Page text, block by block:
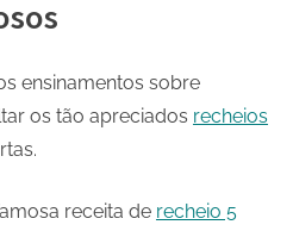
ensinamentos sobre
os tão apreciados recheios
receita de recheio 5